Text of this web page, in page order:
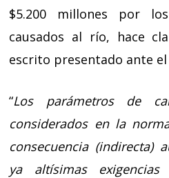
$5.200 millones por
causados al río, hace
escrito presentado ante
“Los parámetros de
considerados en la
consecuencia (indirecta)
ya altísimas